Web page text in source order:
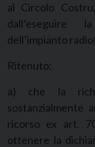
al Circolo
dall’eseguire
dell’impianto
Ritenuto:
a) che la
sostanzialmente
ricorso ex art.
ottenere la